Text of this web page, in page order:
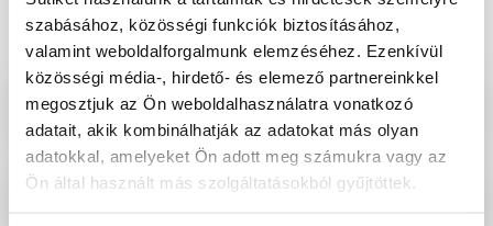
szabásához, közösségi funkciók biztosításához,
valamint weboldalforgalmunk elemzéséhez. Ezenkívül
közösségi média-, hirdető- és elemező partnereinkkel
megosztjuk az Ön weboldalhasználatra vonatkozó
adatait, akik kombinálhatják az adatokat más olyan
adatokkal, amelyeket Ön adott meg számukra vagy az
Ön által használt más szolgáltatásokból gyűjtöttek.
kérdések
Hogyan kell elindítani egy funkciót?
Mennyibe kerül egy TrackGPS